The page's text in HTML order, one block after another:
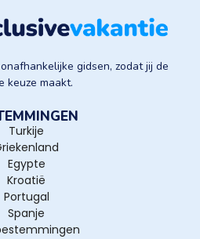
gidsen, zodat jij de
keuze maakt.
Turkije
Egypte
Kroatië
Portugal
Spanje